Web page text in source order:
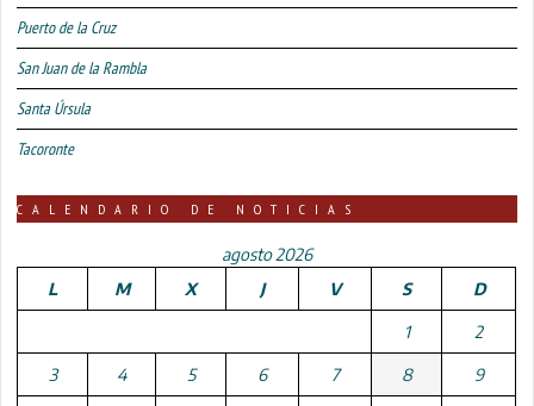
Puerto de la Cruz
San Juan de la Rambla
Santa Úrsula
Tacoronte
CALENDARIO DE NOTICIAS
agosto 2026
L
M X J V S D
1 2
3 4 5 6 7 8 9